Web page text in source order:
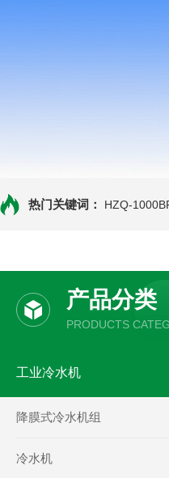
热门关键词： HZQ-
产品分类
PRODUCTS
工业冷水机
降膜式冷水机组
冷水机